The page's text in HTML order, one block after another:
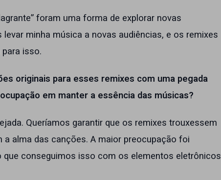
foram uma forma de explorar novas
minha música a novas audiências, e os remixes
isso.
originais para esses remixes com uma pegada
em manter a essência das músicas?
Queríamos garantir que os remixes trouxessem
alma das canções. A maior preocupação foi
que conseguimos isso com os elementos eletrônicos